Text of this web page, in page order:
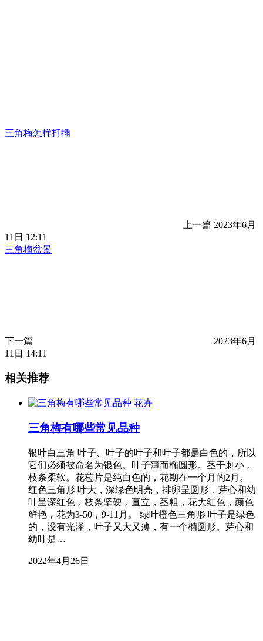
三角梅怎样扦插
上一篇 2023年6月
11日 12:11
三角梅盆景
下一篇
2023年6月
11日 14:11
相关推荐
花卉
三角梅有哪些常见品种
银叶白三角 叶子、叶子的叶子和叶子都是白色的，所以
它们必须被命名为银色。叶子薄而椭圆形。茎干刺小，
枝条柔软。花苞片是纯白色的，花期在一个月的2月。
红色三角形 叶大，深绿色明亮，排卵呈圆形，芽心和幼
叶呈深红色，枝条坚硬，直立，茎粗，花大红色，颜色
鲜艳，花为3-50，9-11月。 绿叶橙色三角形 叶子是绿色
的，没有光泽，叶子又大又薄，有一个椭圆形。芽心和
幼叶是…
2022年4月26日